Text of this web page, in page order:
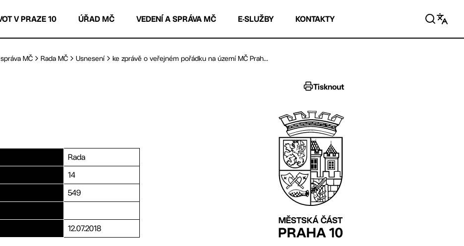
V PRAZE 10 ÚŘAD MČ VEDENÍ A SPRÁVA MČ E-SLUŽBY KONTAKTY
MČ Rada MČ Usnesení ke zprávě o veřejném pořádku na území MČ Prah...
Tisknout
Rada
14
549
12.07.2018